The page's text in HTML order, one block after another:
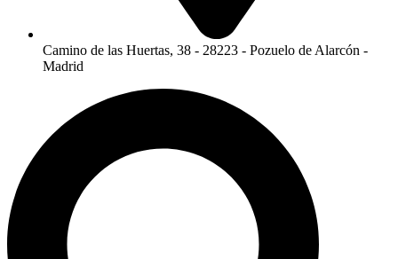
Camino de las Huertas, 38 - 28223 - Pozuelo de Alarcón -
Madrid